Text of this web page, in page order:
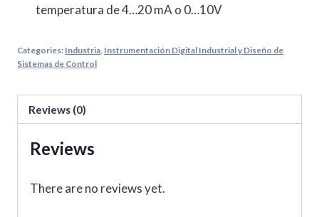
temperatura de 4…20 mA o 0…10V
Categories: Industria, Instrumentación Digital Industrial y Diseño de
Sistemas de Control
Reviews (0)
Reviews
There are no reviews yet.